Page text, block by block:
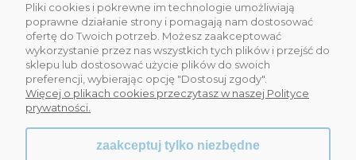
INFORMACJE
OBSŁUGA KLIENTA
WSPÓŁPRACA
Pliki cookies i pokrewne im technologie umożliwiają
poprawne działanie strony i pomagają nam dostosować
ofertę do Twoich potrzeb. Możesz zaakceptować
wykorzystanie przez nas wszystkich tych plików i przejść do
sklepu lub dostosować użycie plików do swoich
preferencji, wybierając opcję "Dostosuj zgody".
Więcej o plikach cookies przeczytasz w naszej Polityce
prywatności.
zaakceptuj tylko niezbędne